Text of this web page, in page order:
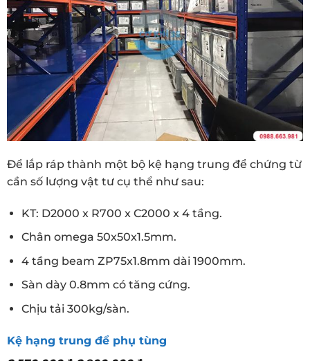
Để lắp ráp thành một bộ kệ hạng trung để chứng từ
cần số lượng vật tư cụ thể như sau:
KT: D2000 x R700 x C2000 x 4 tầng.
Chân omega 50x50x1.5mm.
4 tầng beam ZP75x1.8mm dài 1900mm.
Sàn dày 0.8mm có tăng cứng.
Chịu tải 300kg/sàn.
Kệ hạng trung để phụ tùng